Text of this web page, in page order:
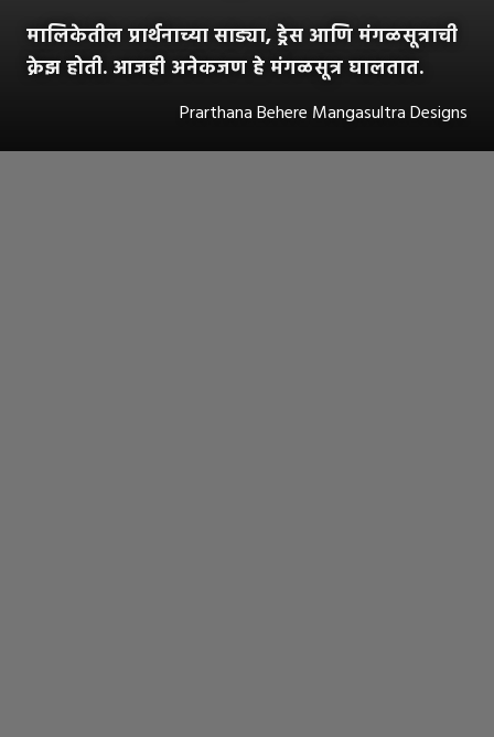
मालिकेतील प्रार्थनाच्या साड्या, ड्रेस आणि मंगळसूत्राची
क्रेझ होती. आजही अनेकजण हे मंगळसूत्र घालतात.
Prarthana Behere Mangasultra Designs